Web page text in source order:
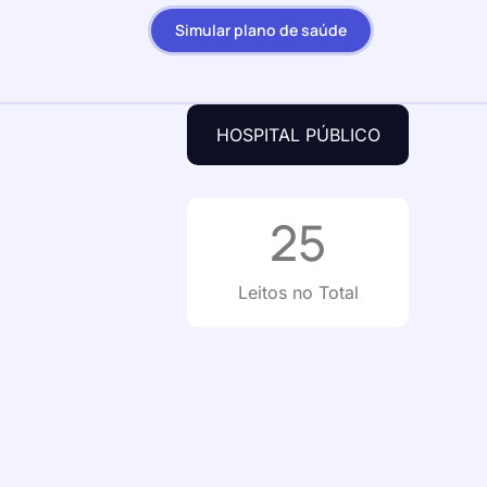
Simular plano de saúde
HOSPITAL PÚBLICO
Leitos no Total
25